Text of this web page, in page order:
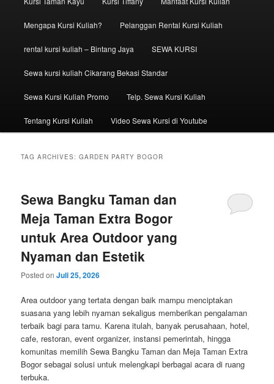
Mengapa Kursi Kuliah? Pelanggan Rental Kursi Kuliah
rental kursi kuliah – Bintang Jaya SEWA KURSI
Sewa kursi kuliah Cikarang Bekasi Standar
Sewa Kursi Kuliah Promo Telp. Sewa Kursi Kuliah
Tentang Kursi Kuliah Video Sewa Kursi di Youtube
TAG ARCHIVES:GARDEN PARTY BOGOR
Sewa Bangku Taman dan
Meja Taman Extra Bogor
untuk Area Outdoor yang
Nyaman dan Estetik
Posted onJuli 25, 2026
Area outdoor yang tertata dengan baik mampu menciptakan
suasana yang lebih nyaman sekaligus memberikan pengalaman
terbaik bagi para tamu. Karena itulah, banyak perusahaan, hotel,
cafe, restoran, event organizer, instansi pemerintah, hingga
komunitas memilih Sewa Bangku Taman dan Meja Taman Extra
Bogor sebagai solusi untuk melengkapi berbagai acara di ruang
terbuka.